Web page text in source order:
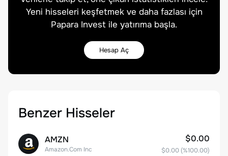
Yeni hisseleri keşfetmek ve daha fazlası için
Papara Invest ile yatırıma başla.
Hesap Aç
Benzer Hisseler
AMZN
Amazon.Com Inc
$0.00
$0.00 (%100.00)